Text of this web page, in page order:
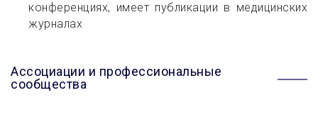
конференциях, имеет публикации в медицинских
журналах
Ассоциации и профессиональные
сообщества